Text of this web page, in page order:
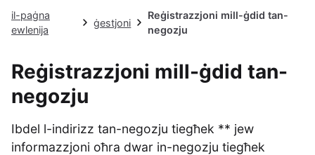
il-paġna
ewlenija
ġestjoni
Reġistrazzjoni mill-ġdid tan-
negozju
Reġistrazzjoni mill-ġdid tan-
negozju
Ibdel l-indirizz tan-negozju tiegħek ** jew
informazzjoni oħra dwar in-negozju tiegħek